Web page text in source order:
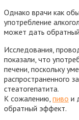
Однако врачи как
употребление
может дать обратный
Исследования,
показали, что
печени, поскольку
распространенного
стеатогепатита.
К сожалению, пиво и
обратный эффект.